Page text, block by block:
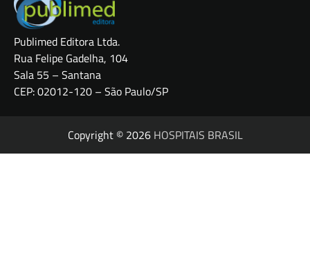
Publimed Editora Ltda.
Rua Felipe Gadelha, 104
Sala 55 – Santana
CEP: 02012-120 – São Paulo/SP
Copyright © 2026 HOSPITAIS BRASIL